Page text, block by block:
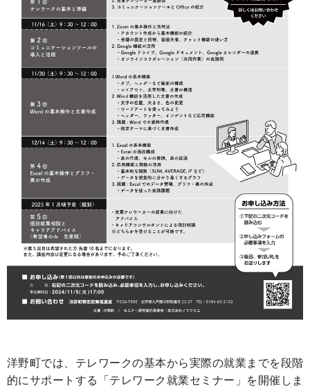
洋野町では、テレワークの基本から実際の就業までを段階
的にサポートする「テレワーク就業セミナー」を開催しま